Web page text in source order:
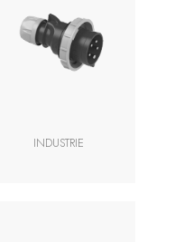
INDUSTRIE